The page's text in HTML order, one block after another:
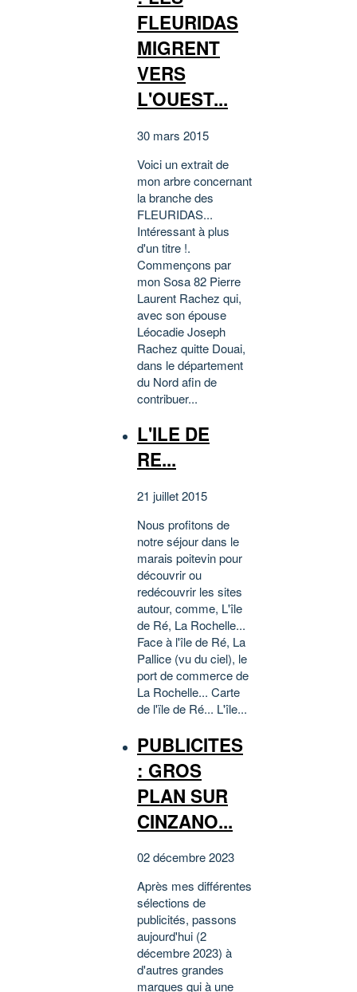
FLEURIDAS
MIGRENT
VERS
L'OUEST...
30 mars 2015
Voici un extrait de
mon arbre concernant
la branche des
FLEURIDAS...
Intéressant à plus
d'un titre !.
Commençons par
mon Sosa 82 Pierre
Laurent Rachez qui,
avec son épouse
Léocadie Joseph
Rachez quitte Douai,
dans le département
du Nord afin de
contribuer...
L'ILE DE
RE...
21 juillet 2015
Nous profitons de
notre séjour dans le
marais poitevin pour
découvrir ou
redécouvrir les sites
autour, comme, L'île
de Ré, La Rochelle...
Face à l'île de Ré, La
Pallice (vu du ciel), le
port de commerce de
La Rochelle... Carte
de l'ïle de Ré... L'île...
PUBLICITES
: GROS
PLAN SUR
CINZANO...
02 décembre 2023
Après mes différentes
sélections de
publicités, passons
aujourd'hui (2
décembre 2023) à
d'autres grandes
marques qui à une